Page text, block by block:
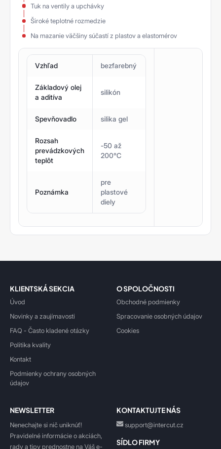
Tuk na ventily a upchávky
Široké teplotné rozmedzie
Na mazanie väčšiny súčastí z plastov a elastomérov
Vzhľad bezfarebný
Základový olej
a aditíva
silikón
Spevňovadlo silika gel
Rozsah
prevádzkových
teplôt
-50 až
200°C
Poznámka
pre
plastové
diely
KLIENTSKÁ SEKCIA
Úvod
Novinky a zaujímavosti
FAQ - Často kladené otázky
Politika kvality
Kontakt
Podmienky ochrany osobných
údajov
O SPOLOČNOSTI
Obchodné podmienky
Spracovanie osobných údajov
Cookies
NEWSLETTER
Nenechajte si nič uniknúť!
Pravidelné informácie o akciách,
rady a tipy prednostne na Váš e-
KONTAKTUJTE NÁS
support@intercut.cz
SÍDLO FIRMY